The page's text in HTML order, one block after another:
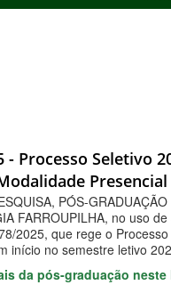
- Processo Seletivo
PÓS-
FARROUPILHA, no uso
2025, que rege o
início no semestre letivo
da pós-graduação neste